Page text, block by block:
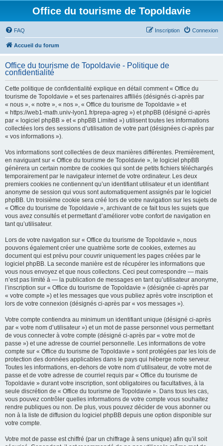
Office du tourisme de Topoldavie
FAQ Connexion
Inscription
Accueil du forum
Office du tourisme de Topoldavie - Politique de
confidentialité
Cette politique de confidentialité explique en détail comment « Office du
tourisme de Topoldavie » et ses partenaires affiliés (désignés ci-après par
« nous », « notre », « nos », « Office du tourisme de Topoldavie » et
« https://web1-math.univ-lyon1.fr/prepa-agreg ») et phpBB (désigné ci-après
par « logiciel phpBB » et « phpBB Limited ») utilisent toutes les informations
collectées lors des sessions d’utilisation de votre part (désignées ci-après par
« vos informations »).
Vos informations sont collectées de deux manières différentes. Premièrement,
en naviguant sur « Office du tourisme de Topoldavie », le logiciel phpBB
génèrera un certain nombre de cookies qui sont de petits fichiers téléchargés
temporairement par le navigateur internet de votre ordinateur. Les deux
premiers cookies ne contiennent qu’un identifiant utilisateur et un identifiant
anonyme de session qui vous sont automatiquement assignés par le logiciel
phpBB. Un troisième cookie sera créé lors de votre navigation sur les sujets de
« Office du tourisme de Topoldavie », archivant de ce fait tous les sujets que
vous avez consultés et permettant d’améliorer votre confort de navigation en
tant qu’utilisateur.
Lors de votre navigation sur « Office du tourisme de Topoldavie », nous
pouvons également créer une quatrième sorte de cookies, externes au
document qui est prévu pour couvrir uniquement les pages créées par le
logiciel phpBB. La seconde manière est de récupérer les informations que
vous nous envoyez et que nous collectons. Ceci peut correspondre — mais
n’est pas limité à — la publication de messages en tant qu’utilisateur anonyme,
l’inscription sur « Office du tourisme de Topoldavie » (désignée ci-après par
« votre compte ») et les messages que vous publiez après votre inscription et
lors de votre connexion (désignés ci-après par « vos messages »).
Votre compte contiendra au minimum un identifiant unique (désigné ci-après
par « votre nom d’utilisateur ») et un mot de passe personnel vous permettant
de vous connecter à votre compte (désigné ci-après par « votre mot de
passe ») et une adresse de courriel personnelle. Les informations de votre
compte sur « Office du tourisme de Topoldavie » sont protégées par les lois de
protection des données applicables dans le pays qui héberge notre serveur.
Toutes les informations, en-dehors de votre nom d’utilisateur, de votre mot de
passe et de votre adresse de courriel requis par « Office du tourisme de
Topoldavie » durant votre inscription, sont obligatoires ou facultatives, à la
seule discrétion de « Office du tourisme de Topoldavie ». Dans tous les cas,
vous pouvez contrôler quelles informations de votre compte vous souhaitez
rendre publiques ou non. De plus, vous pouvez décider de vous abonner ou
non à la liste de diffusion du logiciel phpBB depuis une option disponible sur
votre compte.
Votre mot de passe est chiffré (par un chiffrage à sens unique) afin qu’il soit